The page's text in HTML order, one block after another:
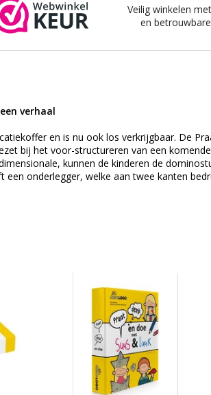
Veilig winkelen
en
verhaal
en is nu ook los verkrijgbaar. De
bij het voor-structureren van een
kunnen de kinderen de
onderlegger, welke aan twee kanten